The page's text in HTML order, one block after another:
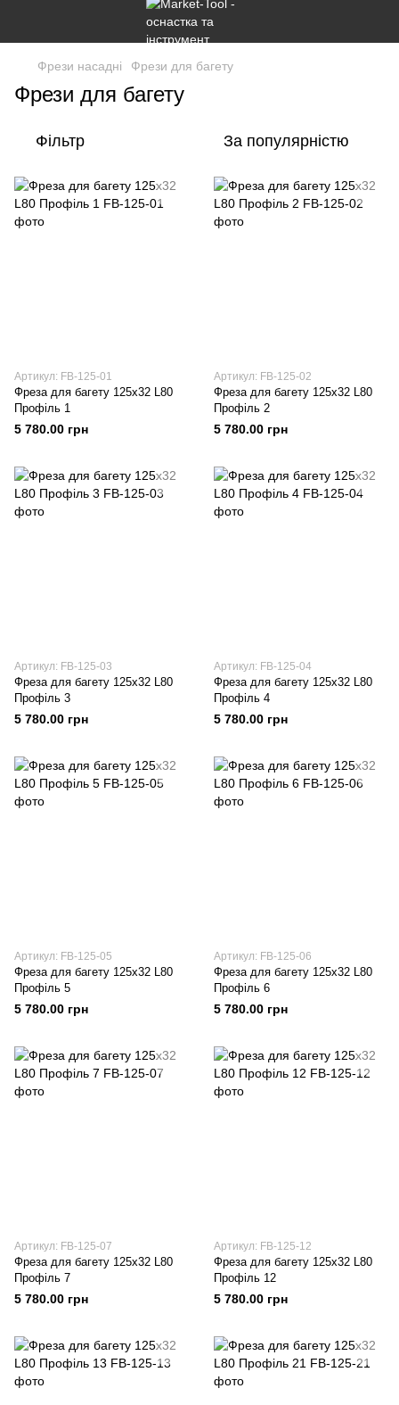
Фрези насадні Фрези для багету
Фрези для багету
Фільтр За популярністю
Артикул: FB-125-01
Фреза для багету 125х32 L80
Профіль 1
5 780.00 грн
Артикул: FB-125-02
Фреза для багету 125х32 L80
Профіль 2
5 780.00 грн
Артикул: FB-125-03
Фреза для багету 125х32 L80
Профіль 3
5 780.00 грн
Артикул: FB-125-04
Фреза для багету 125х32 L80
Профіль 4
5 780.00 грн
Артикул: FB-125-05
Фреза для багету 125х32 L80
Профіль 5
5 780.00 грн
Артикул: FB-125-06
Фреза для багету 125х32 L80
Профіль 6
5 780.00 грн
Артикул: FB-125-07
Фреза для багету 125х32 L80
Профіль 7
5 780.00 грн
Артикул: FB-125-12
Фреза для багету 125х32 L80
Профіль 12
5 780.00 грн